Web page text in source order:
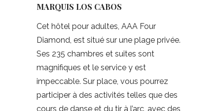
MARQUIS LOS CABOS
Cet hôtel pour adultes, AAA Four
Diamond, est situé sur une plage privée.
Ses 235 chambres et suites sont
magnifiques et le service y est
impeccable. Sur place, vous pourrez
participer à des activités telles que des
cours de danse et du tir à l’arc, avec des